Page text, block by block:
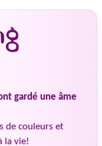
gardé une âme
de couleurs et
la vie!